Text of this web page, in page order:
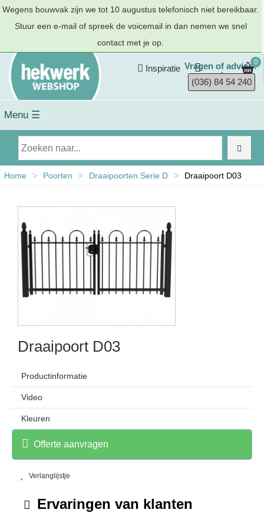
Wegens bouwvak zijn we tot 10 augustus telefonisch niet bereikbaar.
Stuur een e-mail of spreek de voicemail in dan nemen we snel
contact met je op.
Vragen of advies?
(036) 84 54 240
Menu ☰
Inspiratie
0
Home > Poorten > Draaipoorten Serie D > Draaipoort D03
Draaipoort D03
Productinformatie
Video
Kleuren
Offerte aanvragen
Verlanglijstje
Ervaringen van klanten